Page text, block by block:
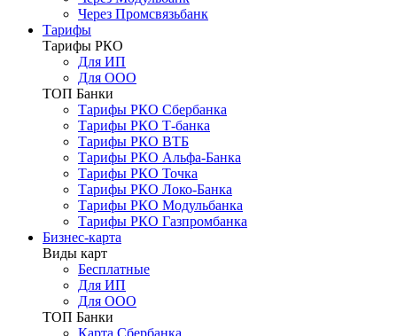
Через Промсвязьбанк
Тарифы
Тарифы РКО
Для ИП
Для ООО
ТОП Банки
Тарифы РКО Сбербанка
Тарифы РКО Т-банка
Тарифы РКО ВТБ
Тарифы РКО Альфа-Банка
Тарифы РКО Точка
Тарифы РКО Локо-Банка
Тарифы РКО Модульбанка
Тарифы РКО Газпромбанка
Бизнес-карта
Виды карт
Бесплатные
Для ИП
Для ООО
ТОП Банки
Карта Сбербанка